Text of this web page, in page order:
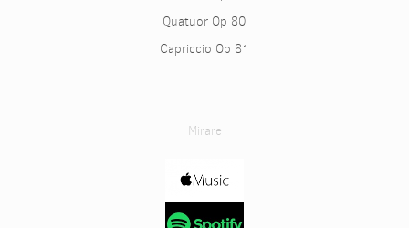
Quatuor Op 80
Capriccio Op 81
Mirare